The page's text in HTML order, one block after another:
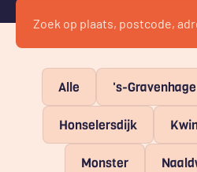
Alle 's-Gravenhage
Honselersdijk
Monster